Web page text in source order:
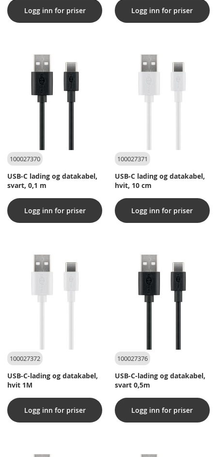
Logg inn for priser Logg inn for priser
100027370
USB-C lading og datakabel,
svart, 0,1 m
Logg inn for priser
100027371
USB-C lading og datakabel,
hvit, 10 cm
Logg inn for priser
100027372
USB-C-lading og datakabel,
hvit 1M
Logg inn for priser
100027376
USB-C-lading og datakabel,
svart 0,5m
Logg inn for priser